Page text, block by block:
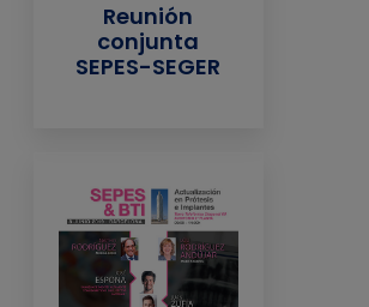
Reunión
conjunta
SEPES-SEGER